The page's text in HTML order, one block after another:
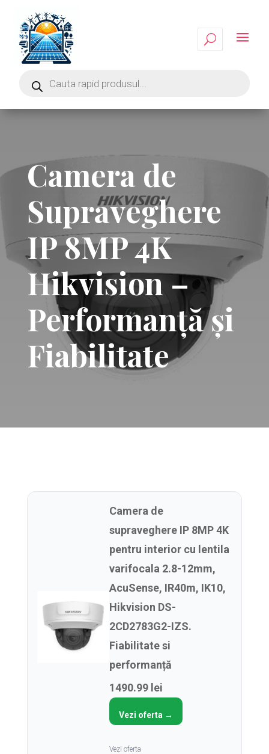
Camera de
Supraveghere
IP 8MP 4K
Hikvision –
Performanță și
Fiabilitate
Camera de
supraveghere IP 8MP 4K
pentru interior cu lentila
varifocala 2.8-12mm,
AcuSense, IR40m, IK10,
Hikvision DS-
2CD2783G2-IZS.
Fiabilitate si
performanță
1490.99 lei
Vezi oferta →
Vezi oferta